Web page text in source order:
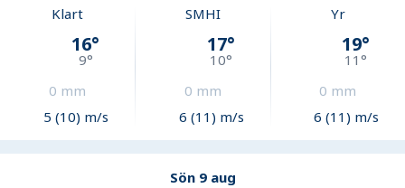
Klart
16°
9°
0 mm
5 (10) m/s
SMHI
17°
10°
0 mm
6 (11) m/s
Yr
19°
11°
0 mm
6 (11) m/s
Sön 9 aug